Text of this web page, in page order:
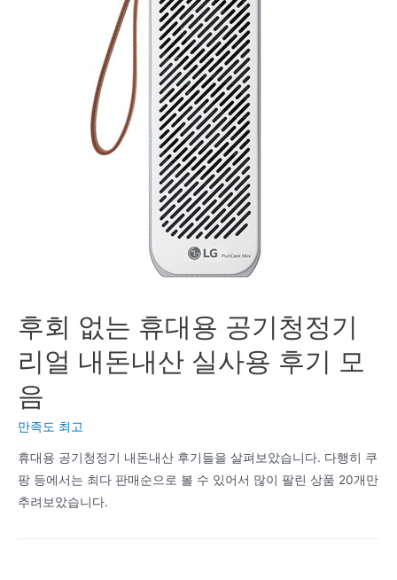
후회 없는 휴대용 공기청정기
리얼 내돈내산 실사용 후기 모
음
만족도 최고
휴대용 공기청정기 내돈내산 후기들을 살펴보았습니다. 다행히 쿠
팡 등에서는 최다 판매순으로 볼 수 있어서 많이 팔린 상품 20개만
추려보았습니다.